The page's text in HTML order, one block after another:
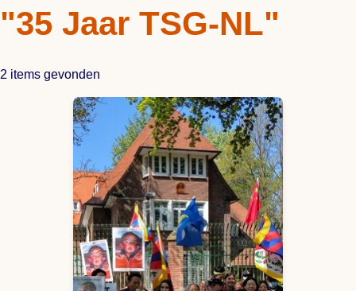
"35 Jaar TSG-NL"
2 items gevonden